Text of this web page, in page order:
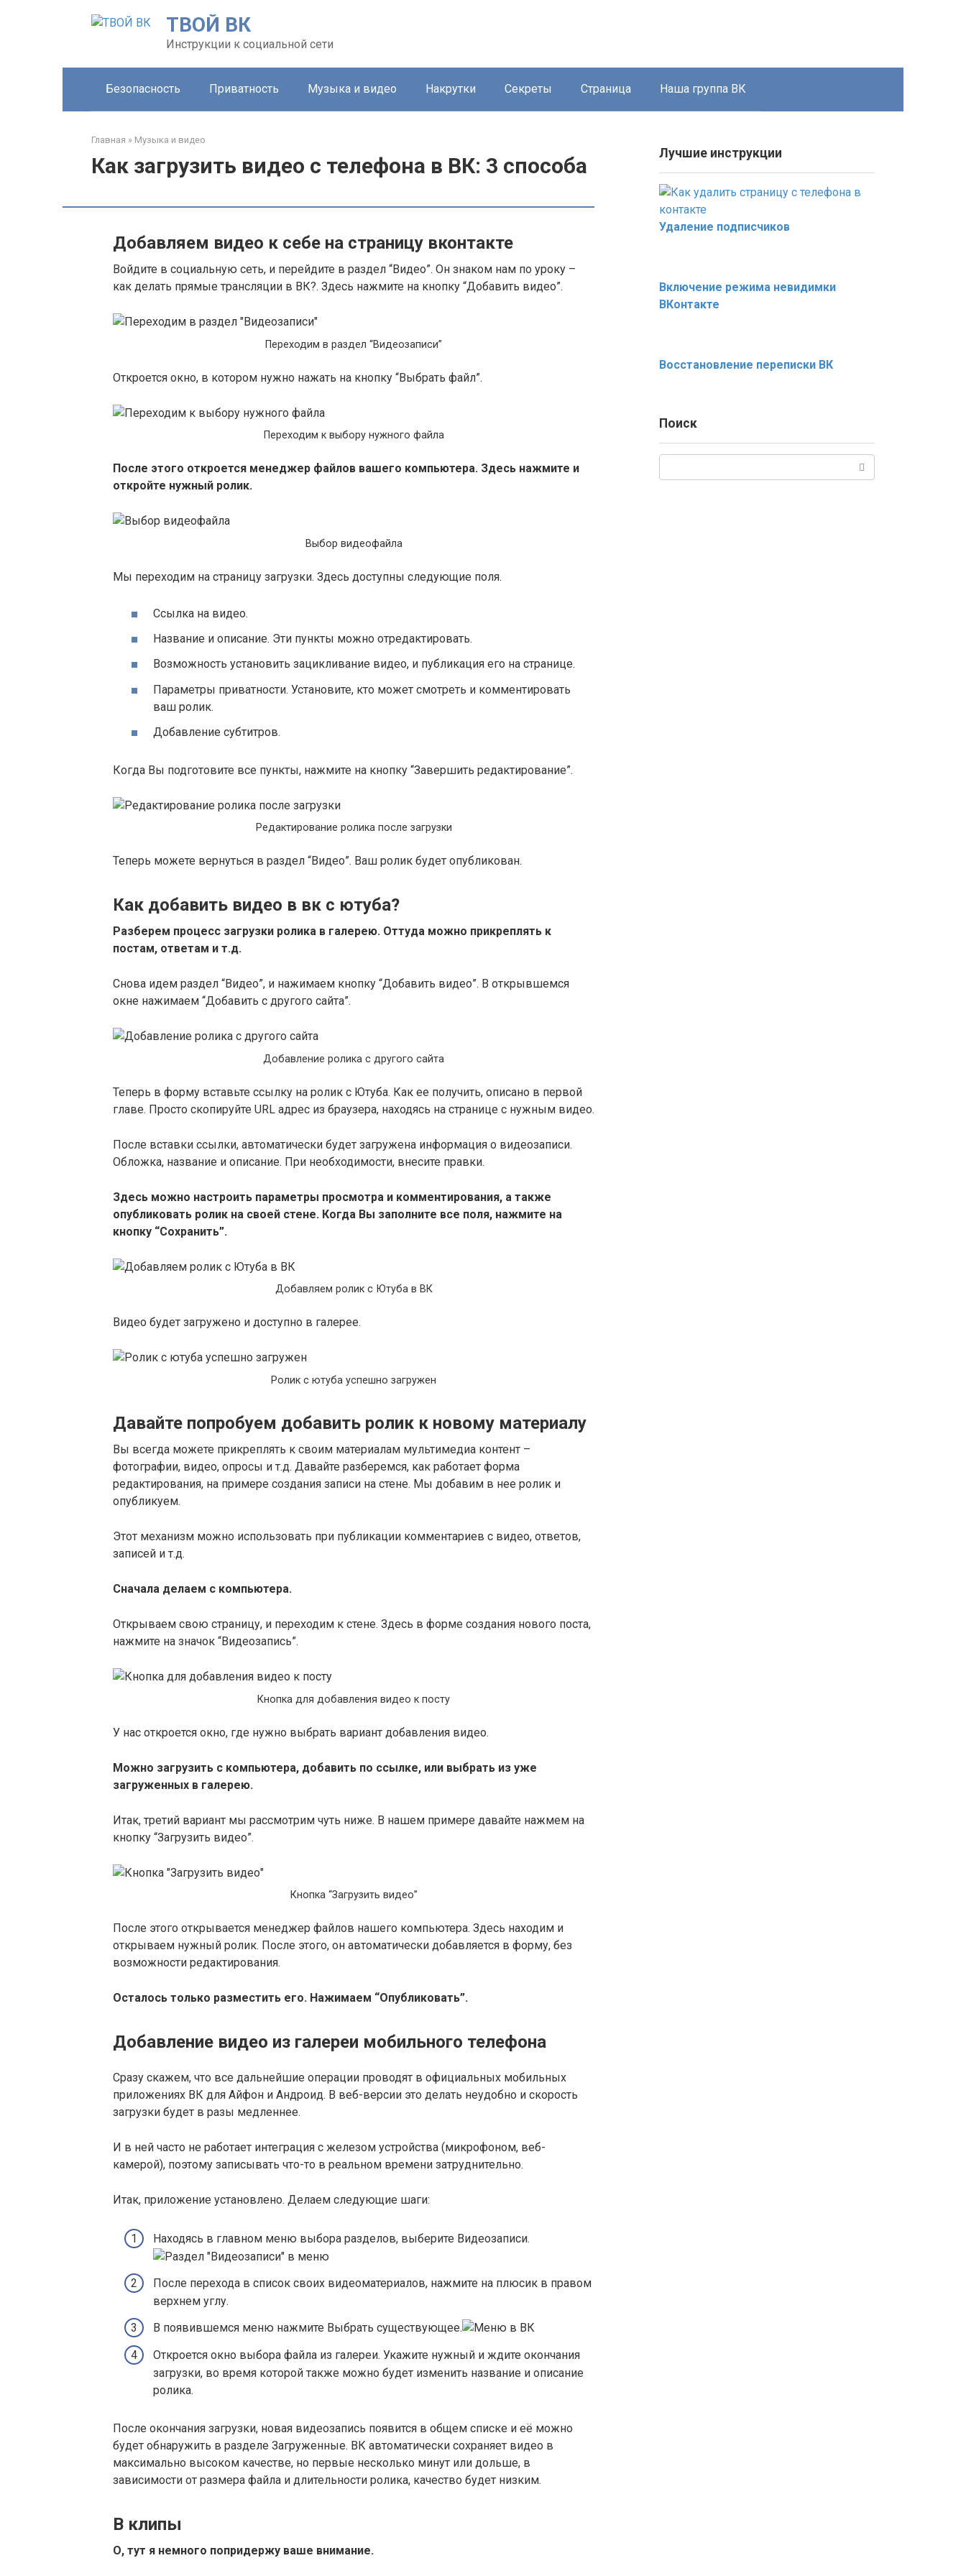
ТВОЙ ВК
Инструкции к социальной сети
Безопасность Приватность Музыка и видео Накрутки Секреты Страница Наша группа ВК
Главная » Музыка и видео
Как загрузить видео с телефона в ВК: 3 способа
Добавляем видео к себе на страницу вконтакте
Войдите в социальную сеть, и перейдите в раздел “Видео”. Он знаком нам по уроку –
как делать прямые трансляции в ВК?. Здесь нажмите на кнопку “Добавить видео”.
Переходим в раздел “Видеозаписи”
Откроется окно, в котором нужно нажать на кнопку “Выбрать файл”.
Переходим к выбору нужного файла
После этого откроется менеджер файлов вашего компьютера. Здесь нажмите и
откройте нужный ролик.
Выбор видеофайла
Мы переходим на страницу загрузки. Здесь доступны следующие поля.
Ссылка на видео.
Название и описание. Эти пункты можно отредактировать.
Возможность установить зацикливание видео, и публикация его на странице.
Параметры приватности. Установите, кто может смотреть и комментировать
ваш ролик.
Добавление субтитров.
Когда Вы подготовите все пункты, нажмите на кнопку “Завершить редактирование”.
Редактирование ролика после загрузки
Теперь можете вернуться в раздел “Видео”. Ваш ролик будет опубликован.
Как добавить видео в вк с ютуба?
Разберем процесс загрузки ролика в галерею. Оттуда можно прикреплять к
постам, ответам и т.д.
Снова идем раздел “Видео”, и нажимаем кнопку “Добавить видео”. В открывшемся
окне нажимаем “Добавить с другого сайта”.
Добавление ролика с другого сайта
Теперь в форму вставьте ссылку на ролик с Ютуба. Как ее получить, описано в первой
главе. Просто скопируйте URL адрес из браузера, находясь на странице с нужным видео.
После вставки ссылки, автоматически будет загружена информация о видеозаписи.
Обложка, название и описание. При необходимости, внесите правки.
Здесь можно настроить параметры просмотра и комментирования, а также
опубликовать ролик на своей стене. Когда Вы заполните все поля, нажмите на
кнопку “Сохранить”.
Добавляем ролик с Ютуба в ВК
Видео будет загружено и доступно в галерее.
Ролик с ютуба успешно загружен
Давайте попробуем добавить ролик к новому материалу
Вы всегда можете прикреплять к своим материалам мультимедиа контент –
фотографии, видео, опросы и т.д. Давайте разберемся, как работает форма
редактирования, на примере создания записи на стене. Мы добавим в нее ролик и
опубликуем.
Этот механизм можно использовать при публикации комментариев с видео, ответов,
записей и т.д.
Сначала делаем с компьютера.
Открываем свою страницу, и переходим к стене. Здесь в форме создания нового поста,
нажмите на значок “Видеозапись”.
Кнопка для добавления видео к посту
У нас откроется окно, где нужно выбрать вариант добавления видео.
Можно загрузить с компьютера, добавить по ссылке, или выбрать из уже
загруженных в галерею.
Итак, третий вариант мы рассмотрим чуть ниже. В нашем примере давайте нажмем на
кнопку “Загрузить видео”.
Кнопка “Загрузить видео”
После этого открывается менеджер файлов нашего компьютера. Здесь находим и
открываем нужный ролик. После этого, он автоматически добавляется в форму, без
возможности редактирования.
Осталось только разместить его. Нажимаем “Опубликовать”.
Добавление видео из галереи мобильного телефона
Сразу скажем, что все дальнейшие операции проводят в официальных мобильных
приложениях ВК для Айфон и Андроид. В веб-версии это делать неудобно и скорость
загрузки будет в разы медленнее.
И в ней часто не работает интеграция с железом устройства (микрофоном, веб-
камерой), поэтому записывать что-то в реальном времени затруднительно.
Итак, приложение установлено. Делаем следующие шаги:
Находясь в главном меню выбора разделов, выберите Видеозаписи.
После перехода в список своих видеоматериалов, нажмите на плюсик в правом
верхнем углу.
В появившемся меню нажмите Выбрать существующее.
Откроется окно выбора файла из галереи. Укажите нужный и ждите окончания
загрузки, во время которой также можно будет изменить название и описание
ролика.
После окончания загрузки, новая видеозапись появится в общем списке и её можно
будет обнаружить в разделе Загруженные. ВК автоматически сохраняет видео в
максимально высоком качестве, но первые несколько минут или дольше, в
зависимости от размера файла и длительности ролика, качество будет низким.
В клипы
О, тут я немного попридержу ваше внимание.
Лучшие инструкции
Удаление подписчиков
Включение режима невидимки
ВКонтакте
Восстановление переписки ВК
Поиск